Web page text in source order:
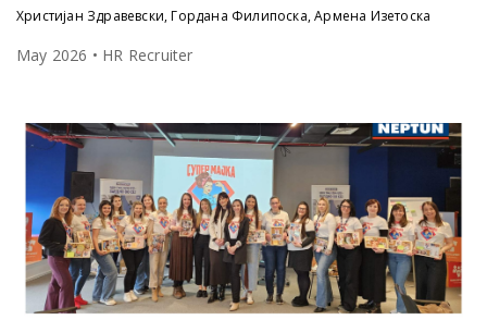
Христијан Здравевски, Гордана Филипоска, Армена Изетоска
May 2026 • HR Recruiter